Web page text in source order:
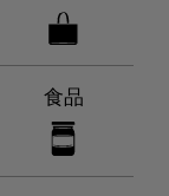
食品